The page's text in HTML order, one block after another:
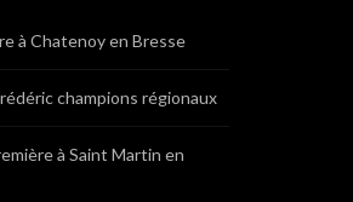
à Chatenoy en Bresse
champions régionaux
à Saint Martin en